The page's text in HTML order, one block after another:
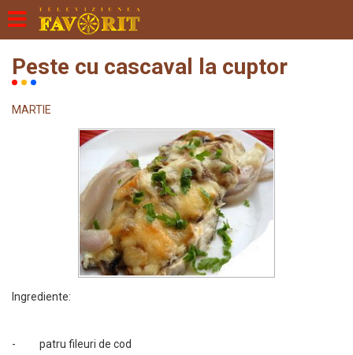
Peste cu cascaval la cuptor
MARTIE
Ingrediente:
- patru fileuri de cod